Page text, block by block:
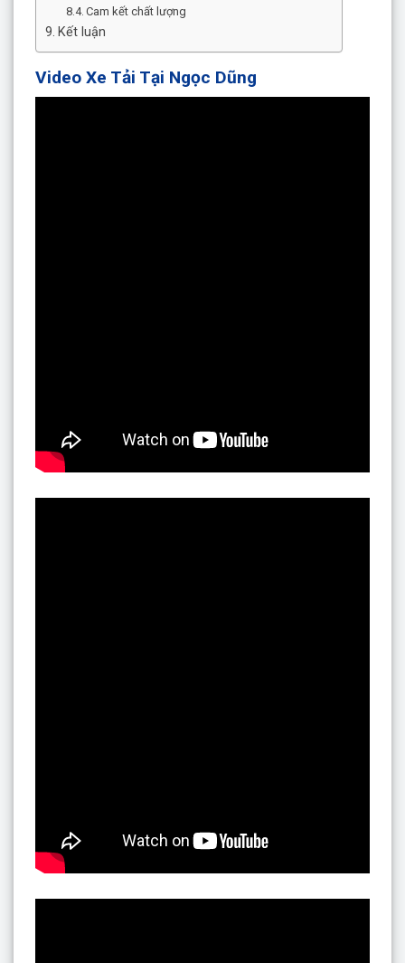
Cam kết chất lượng
Kết luận
Video Xe Tải Tại Ngọc Dũng